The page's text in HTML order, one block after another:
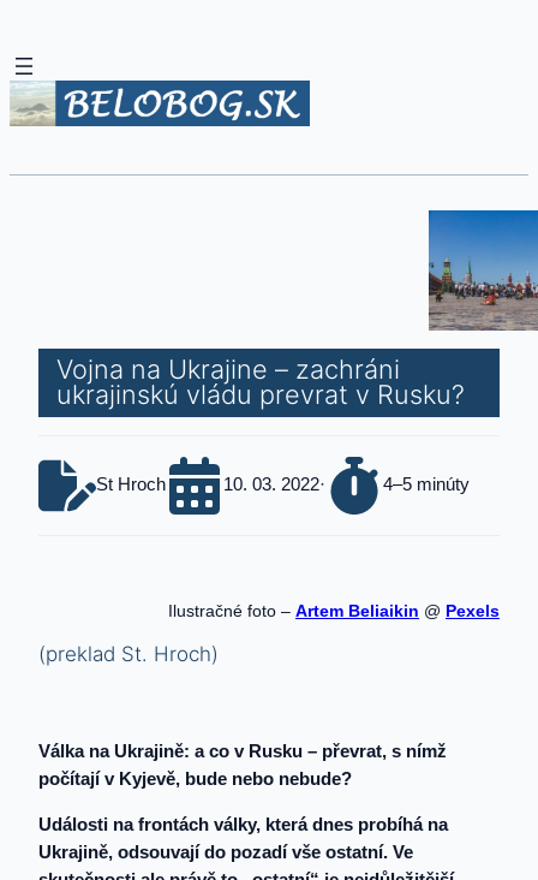
Vojna na Ukrajine – zachráni
ukrajinskú vládu prevrat v Rusku?
St Hroch 10. 03. 2022· 4–5 minúty
Ilustračné foto – Artem Beliaikin @ Pexels
(preklad St. Hroch)
Válka na Ukrajině: a co v Rusku – převrat, s nímž
počítají v Kyjevě, bude nebo nebude?
Události na frontách války, která dnes probíhá na
Ukrajině, odsouvají do pozadí vše ostatní. Ve